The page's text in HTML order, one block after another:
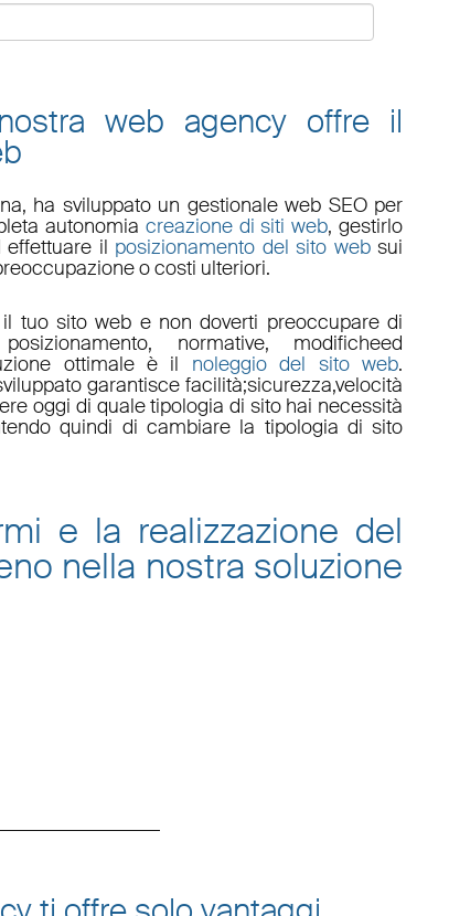
web agency offre il
, ha sviluppato un gestionale web SEOper
autonomia creazione di siti web, gestirlo
effettuare il posizionamento del sito websui
o costi ulteriori.
tuo sito web e non doverti preoccupare di
, normative, modificheed
ottimale è il noleggio del sito web.
garantiscefacilità;sicurezza,velocità
oggi di quale tipologia di sito hai necessità
quindi di cambiare la tipologia di sito
e la realizzazione del
nella nostra soluzione